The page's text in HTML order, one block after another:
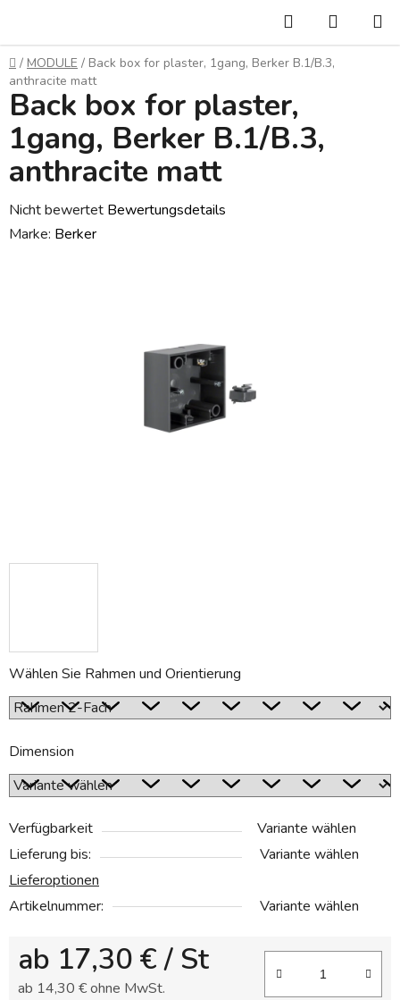
springen
Suchen
Startseite
/ MODULE / Back box for plaster, 1gang, Berker B.1/B.3,
anthracite matt
Wählen Sie Rahmen und Orientierung
Dimension
Verfügbarkeit
Variante wählen
Lieferung bis:
Variante wählen
Lieferoptionen
Artikelnummer:
Variante wählen
ab 17,30 € / St
ab 14,30 €ohne MwSt.
Back box for plaster,
1gang, Berker B.1/B.3,
anthracite matt
Die
durchschnittliche
Nicht bewertet Bewertungsdetails
Marke: Berker